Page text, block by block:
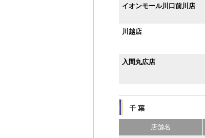
イオンモール川口前川店
川越店
入間丸広店
店舗名